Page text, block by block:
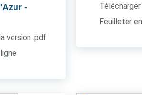
-
version .pdf
Feuilleter